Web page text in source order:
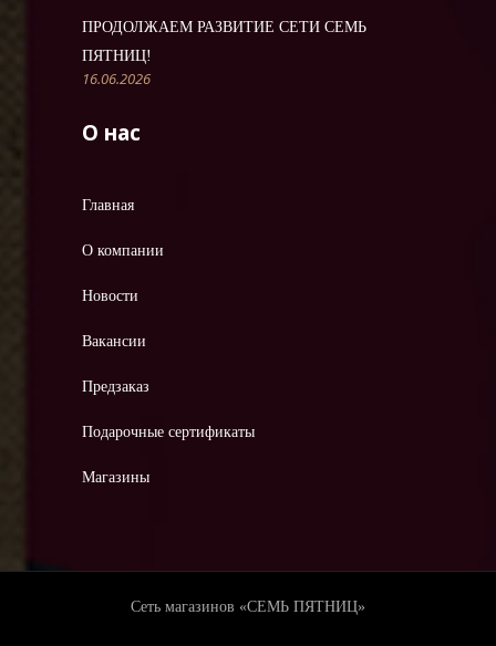
ПРОДОЛЖАЕМ РАЗВИТИЕ СЕТИ СЕМЬ
ПЯТНИЦ!
16.06.2026
О нас
Главная
О компании
Новости
Вакансии
Предзаказ
Подарочные сертификаты
Магазины
Сеть магазинов «СЕМЬ ПЯТНИЦ»